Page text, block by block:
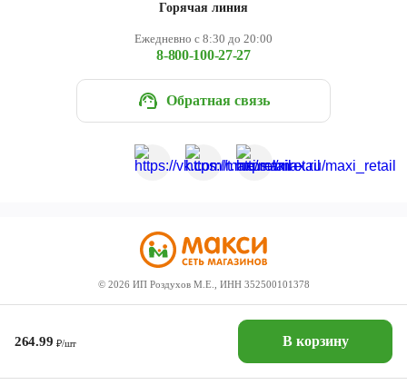
264.99 ₽/шт В корзину
Горячая линия
Ежедневно с 8:30 до 20:00
8-800-100-27-27
Обратная связь
© 2026 ИП Роздухов М.Е., ИНН 352500101378